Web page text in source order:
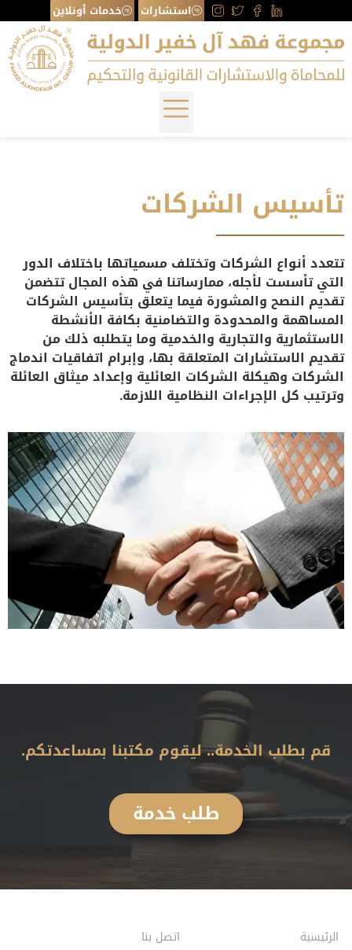
استشارات خدمات أونلاين
تأسيس الشركات
تتعدد أنواع الشركات وتختلف مسمياتها باختلاف الدور
التي تأسست لأجله، ممارساتنا في هذه المجال تتضمن
تقديم النصح والمشورة فيما يتعلق بتأسيس الشركات
المساهمة والمحدودة والتضامنية بكافة الأنشطة
الاستثمارية والتجارية والخدمية وما يتطلبه ذلك من
تقديم الاستشارات المتعلقة بها، وإبرام اتفاقيات اندماج
الشركات وهيكلة الشركات العائلية وإعداد ميثاق العائلة
وترتيب كل الإجراءات النظامية اللازمة.
قم بطلب الخدمة.. ليقوم مكتبنا بمساعدتكم.
طلب خدمة
الرئيسية
اتصل بنا